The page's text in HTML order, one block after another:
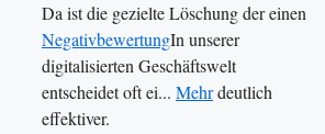
Da ist die gezielte Löschung der einen
NegativbewertungIn unserer
digitalisierten Geschäftswelt
entscheidet oft ei... Mehrdeutlich
effektiver.